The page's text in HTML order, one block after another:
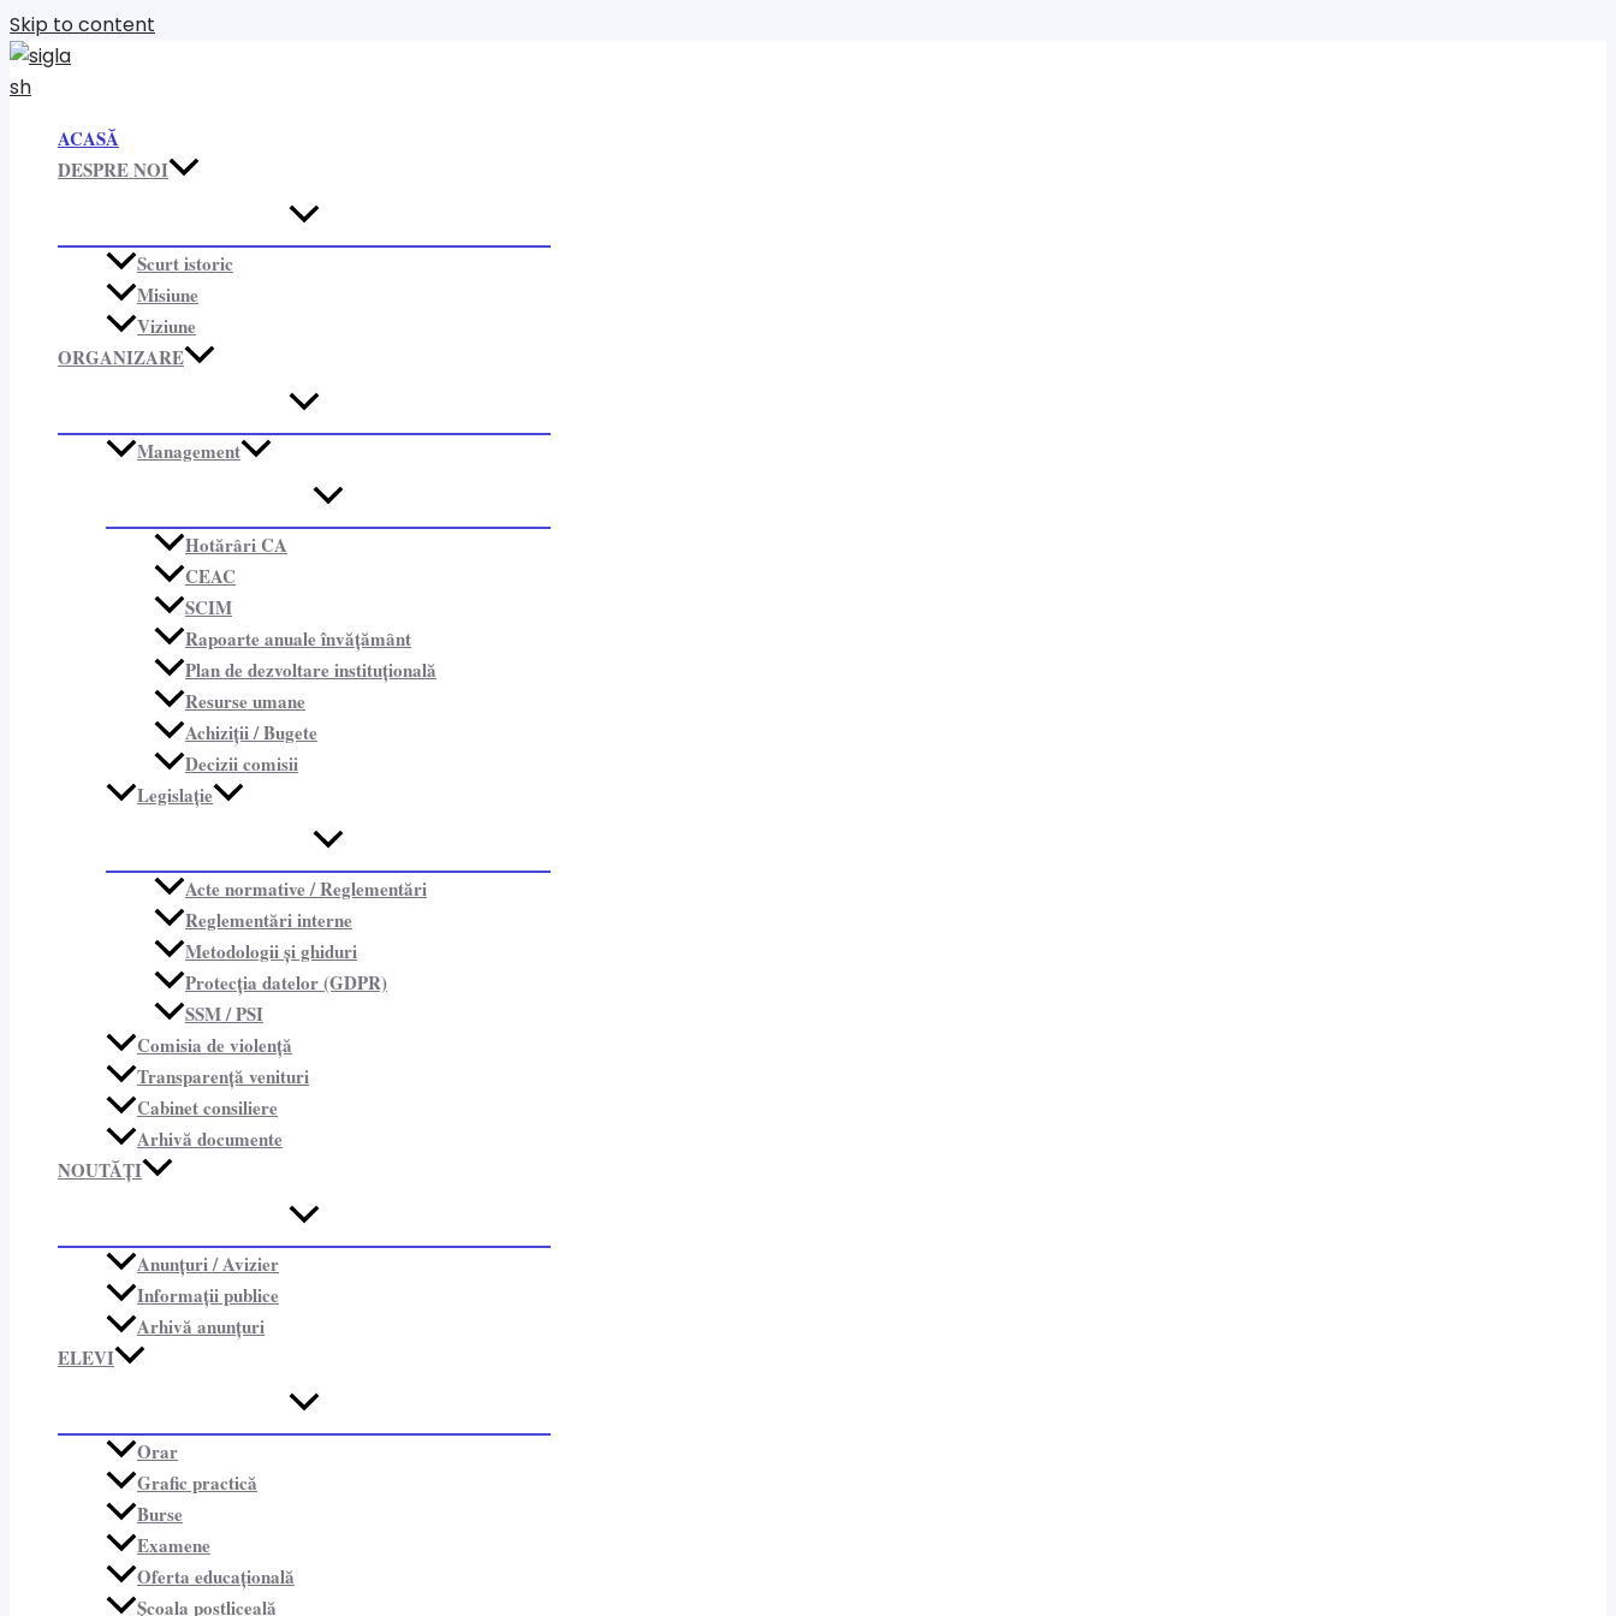
Skip to content
ACASĂ
DESPRE NOI
Scurt istoric
Misiune
Viziune
ORGANIZARE​
Management
Hotărâri CA
CEAC
SCIM
Rapoarte anuale învățământ
Plan de dezvoltare instituțională
Resurse umane
Achiziții / Bugete
Decizii comisii
Legislație
Acte normative / Reglementări
Reglementări interne
Metodologii și ghiduri
Protecția datelor (GDPR)
SSM / PSI
Comisia de violență
Transparență venituri
Cabinet consiliere​
Arhivă documente
NOUTĂȚI
Anunțuri / Avizier
Informații publice​
Arhivă anunțuri
ELEVI
Orar
Grafic practică
Burse
Examene
Oferta educațională
Școala postliceală